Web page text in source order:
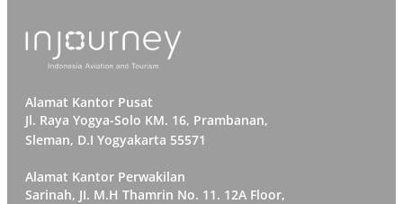
Alamat Kantor Pusat
Jl. Raya Yogya-Solo KM. 16, Prambanan,
Sleman, D.I Yogyakarta 55571
Alamat Kantor Perwakilan
Sarinah, JI. M.H Thamrin No. 11. 12A Floor,